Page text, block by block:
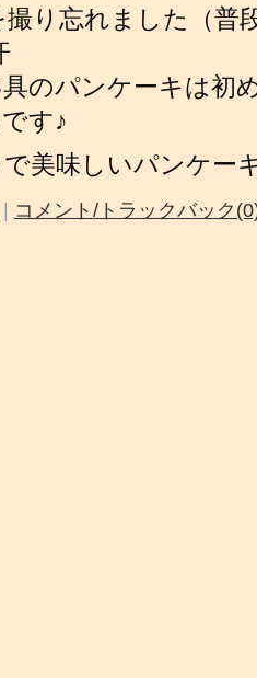
り忘れました（普
のパンケーキは初
す♪
美味しいパンケー
コメント/トラックバック